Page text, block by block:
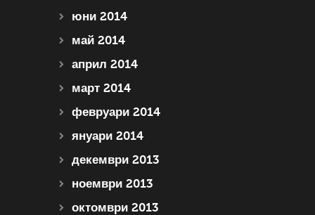
юни 2014
май 2014
април 2014
март 2014
февруари 2014
януари 2014
декември 2013
ноември 2013
октомври 2013